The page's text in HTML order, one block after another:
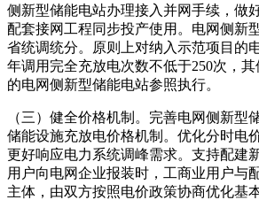
侧新型储能电站办理接入并网手续，做
配套接网工程同步投产使用。电网侧新
省统调统分。原则上对纳入示范项目的
年调用完全充放电次数不低于250次，
的电网侧新型储能电站参照执行。
（三）健全价格机制。完善电网侧新型
储能设施充放电价格机制。优化分时电
更好响应电力系统调峰需求。支持配建
用户向电网企业报装时，工商业用户与
主体，由双方按照电价政策协商优化基